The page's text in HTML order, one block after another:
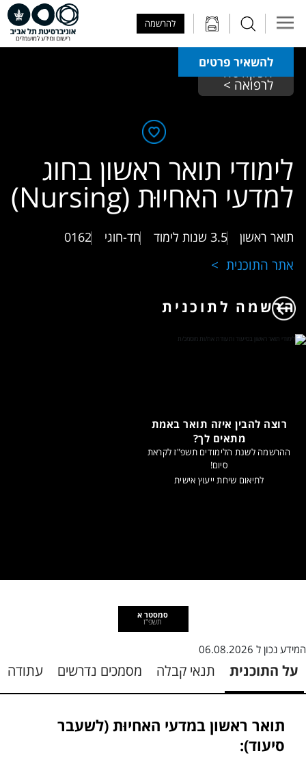
להרשמה
להשאיר פרטים
הפקולטה
לרפואה >
לימודי תואר ראשון בחוג
למדעי האחיוּת (Nursing)
תואר ראשון 3.5 שנות לימוד חד-חוגי 0162
אתר התוכנית
הרשמה לתוכנית
רוצה להבין איזה תואר באמת
מתאים לך?
ההרשמה לשנת הלימודים תשפ"ז לקראת
סיום!
לתיאום שיחת ייעוץ אישית
סמסטר א
תשפ"ז
המידע נכון ל 06.08.2026
על התוכנית תנאי קבלה מסמכים נדרשים עתודה
תואר ראשון במדעי האחיוּת (לשעבר
סיעוד):